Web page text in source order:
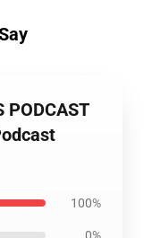
PODCAST
100%